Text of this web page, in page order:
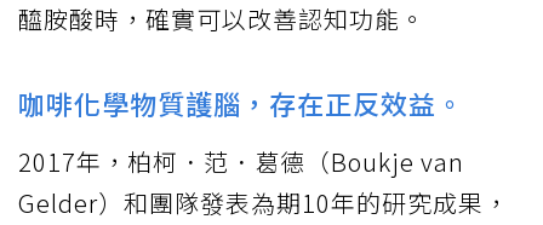
醯胺酸時，確實可以改善認知功能。
咖啡化學物質護腦，存在正反效益。
2017年，柏柯．范．葛德（Boukje van
Gelder）和團隊發表為期10年的研究成果，